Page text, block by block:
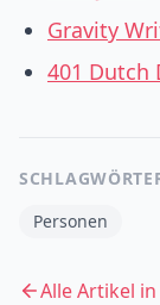
Gravity
401 Dutch
Personen
Alle Artikel in